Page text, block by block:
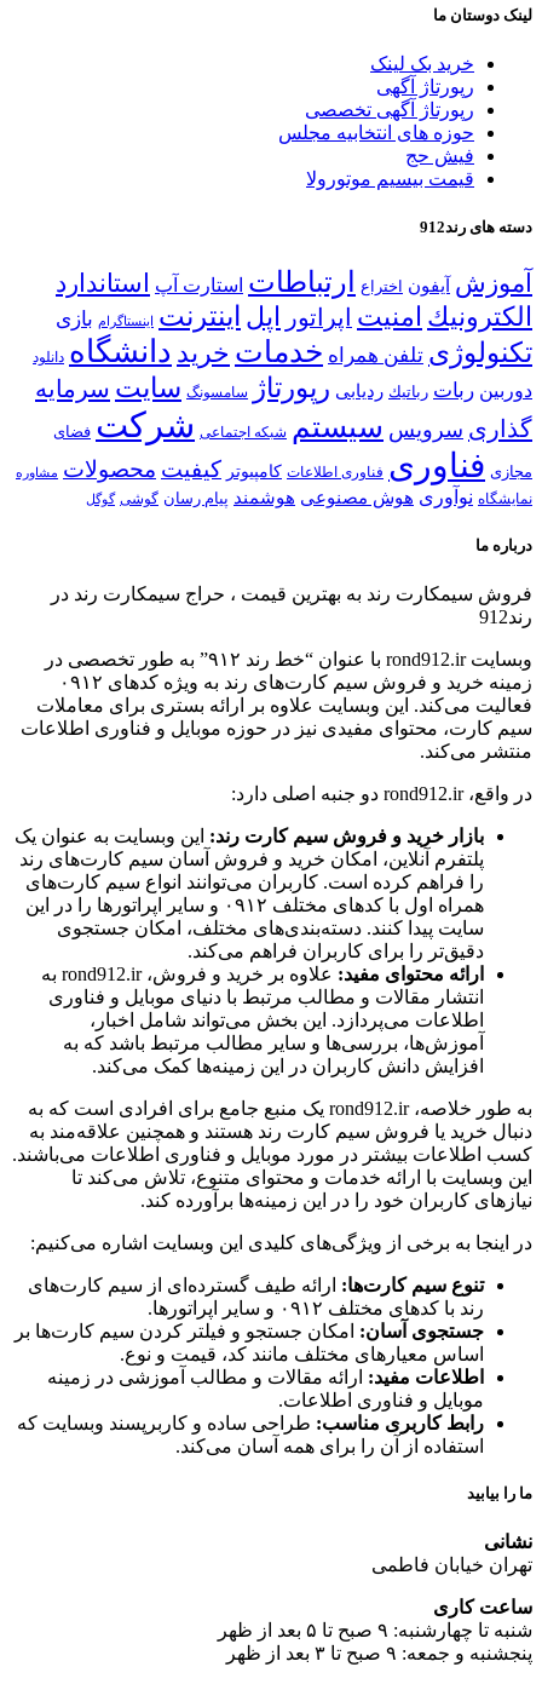
لینک دوستان ما
خرید بک لینک
رپورتاژ آگهی
رپورتاژ آگهی تخصصی
حوزه های انتخابیه مجلس
فیش حج
قیمت بیسیم موتورولا
دسته های رند912
آموزش آیفون اختراع ارتباطات استارت آپ استاندارد
الكترونیك امنیت اپراتور اپل اینترنت اینستاگرام بازی
تكنولوژی تلفن همراه خدمات خرید دانشگاه دانلود
دوربین ربات رباتیك ردیابی رپورتاژ سامسونگ سایت سرمایه
گذاری سرویس سیستم شبكه اجتماعی شركت فضای
مجازی فناوری فناوری اطلاعات كامپیوتر كیفیت محصولات مشاوره
نمایشگاه نوآوری هوش مصنوعی هوشمند پیام رسان گوشی گوگل
درباره ما
فروش سیمكارت رند به بهترین قیمت ، حراج سیمكارت رند در
رند912
وبسایت rond912.ir با عنوان “خط رند ۹۱۲” به طور تخصصی در
زمینه خرید و فروش سیم کارت‌های رند به ویژه کدهای ۰۹۱۲
فعالیت می‌کند. این وبسایت علاوه بر ارائه بستری برای معاملات
سیم کارت، محتوای مفیدی نیز در حوزه موبایل و فناوری اطلاعات
منتشر می‌کند.
در واقع، rond912.ir دو جنبه اصلی دارد:
بازار خرید و فروش سیم کارت رند: این وبسایت به عنوان یک
پلتفرم آنلاین، امکان خرید و فروش آسان سیم کارت‌های رند
را فراهم کرده است. کاربران می‌توانند انواع سیم کارت‌های
همراه اول با کدهای مختلف ۰۹۱۲ و سایر اپراتورها را در این
سایت پیدا کنند. دسته‌بندی‌های مختلف، امکان جستجوی
دقیق‌تر را برای کاربران فراهم می‌کند.
ارائه محتوای مفید:
علاوه بر خرید و فروش، rond912.ir به
انتشار مقالات و مطالب مرتبط با دنیای موبایل و فناوری
اطلاعات می‌پردازد. این بخش می‌تواند شامل اخبار،
آموزش‌ها، بررسی‌ها و سایر مطالب مرتبط باشد که به
افزایش دانش کاربران در این زمینه‌ها کمک می‌کند.
به طور خلاصه، rond912.ir یک منبع جامع برای افرادی است که به
دنبال خرید یا فروش سیم کارت رند هستند و همچنین علاقه‌مند به
کسب اطلاعات بیشتر در مورد موبایل و فناوری اطلاعات می‌باشند.
این وبسایت با ارائه خدمات و محتوای متنوع، تلاش می‌کند تا
نیازهای کاربران خود را در این زمینه‌ها برآورده کند.
در اینجا به برخی از ویژگی‌های کلیدی این وبسایت اشاره می‌کنیم:
تنوع سیم کارت‌ها: ارائه طیف گسترده‌ای از سیم کارت‌های
رند با کدهای مختلف ۰۹۱۲ و سایر اپراتورها.
جستجوی آسان: امکان جستجو و فیلتر کردن سیم کارت‌ها بر
اساس معیارهای مختلف مانند کد، قیمت و نوع.
اطلاعات مفید: ارائه مقالات و مطالب آموزشی در زمینه
موبایل و فناوری اطلاعات.
رابط کاربری مناسب: طراحی ساده و کاربرپسند وبسایت که
استفاده از آن را برای همه آسان می‌کند.
ما را بیابید
نشانی
تهران خیابان فاطمی
ساعت کاری
شنبه تا چهارشنبه: ۹ صبح تا ۵ بعد از ظهر
پنجشنبه و جمعه: ۹ صبح تا ۳ بعد از ظهر